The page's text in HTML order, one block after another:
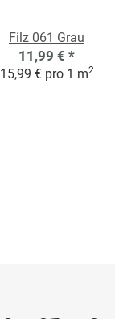
Filz 061 Grau
11,99 € *
15,99 € pro 1 m2